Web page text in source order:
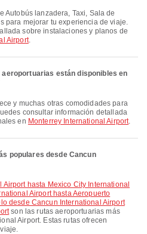
para mejorar tu experiencia de viaje.
sobre instalaciones y planos de
Airport.
están disponibles en
consultar información detallada
en Monterrey International Airport.
populares desde Cancun
Airport hasta Aeropuerto
desde Cancun International Airport
son las rutas aeroportuarias más
Airport. Estas rutas ofrecen